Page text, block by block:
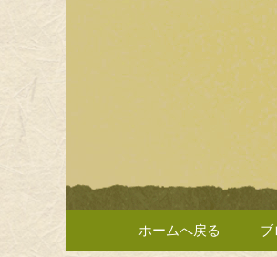
静
司
静岡・浜松
コンテンツへ移動
ホームへ戻る